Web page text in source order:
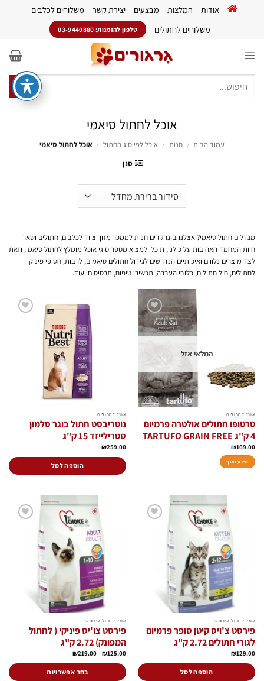
אודות המלצות מבצעים יצירת קשר
משלוחים לכלבים
משלוחים לחתולים
טלפון להזמנות: 03-9440880
אוכל לחתול סיאמי
עמוד הבית / חנות / אוכל לפי סוג החתול / אוכל לחתול סיאמי
סנן
מגדלים חתול סיאמי? אצלנו ב-גרגורים חנות לממכר מזון וציוד לכלבים, חתולים ושאר
חיות המחמד האהובות על כולנו, תוכלו למצוא מספר סוגי אוכל מומלץ לחתול סיאמי, וזאת
לצד מוצרים נלווים ואיכותיים הנדרשים לגידול חתולים סיאמים, לרבות, חטיפי פינוק
לחתולים, חול חתולים, כלובי העברה, תכשירי טיפוח, תרסיסים ועוד.
הוסף
לרשימת
המשאלות
המלאי אזל
אוכל לחתולים
טרטופו חתולים אולטרה פרמיום
4 ק"ג TARTUFO GRAIN FREE
₪169.00
מידע נוסף
אוכל לחתולים
נוטריבסט חתול בוגר סלמון
סטרילייזד 15 ק"ג
₪259.00
הוספה לסל
אוכל לחתול אירופאי
פירסט צ'ויס קיטן סופר פרמיום
לגורי חתולים 2.72 ק"ג
₪129.00
הוספה לסל
אוכל לחתול אירופאי
פירסט צו'יס פיניקי ( לחתול
המפונק) 2.72 ק"ג
₪125.00
–
₪219.00 טווח
מחירים:
⁦₪125.00⁩
עד
⁦₪219.00⁩
בחר אפשרויות